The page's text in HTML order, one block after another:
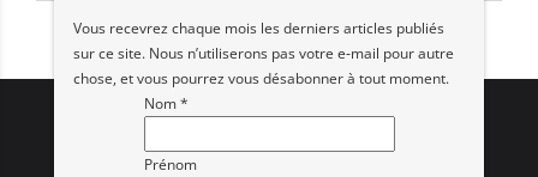
Vous recevrez chaque mois les derniers articles publiés
sur ce site. Nous n’utiliserons pas votre e‑mail pour autre
chose, et vous pourrez vous désabonner à tout moment.
Nom *
Prénom